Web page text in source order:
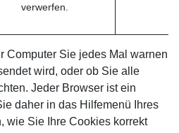
verwerfen.
Computer Sie jedes Mal warnen
wird, oder ob Sie alle
Jeder Browser ist ein
daher in das Hilfemenü Ihres
wie Sie Ihre Cookies korrekt